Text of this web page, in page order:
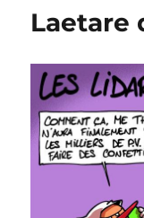
Laetare